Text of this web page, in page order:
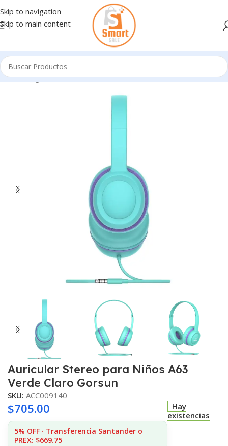
Skip to navigation
Skip to main content
Inicio/Ingresando
Auricular Stereo para Niños A63
Verde Claro Gorsun
SKU: ACC009140
$705.00
5% OFF · Transferencia Santander o
PREX: $669.75
Hay
existencias